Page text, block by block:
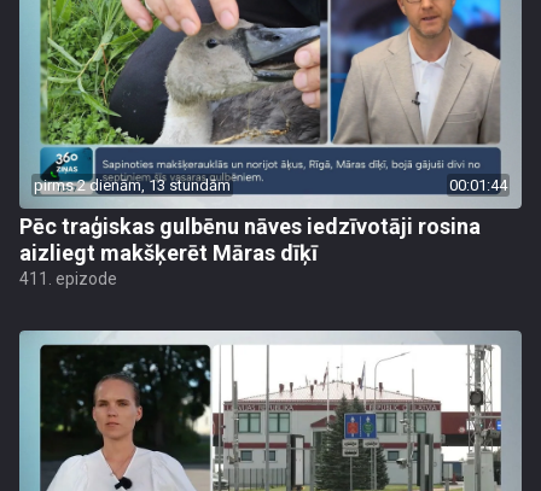
pirms 2 dienām, 13 stundām 00:01:44
Pēc traģiskas gulbēnu nāves iedzīvotāji rosina
aizliegt makšķerēt Māras dīķī
411. epizode